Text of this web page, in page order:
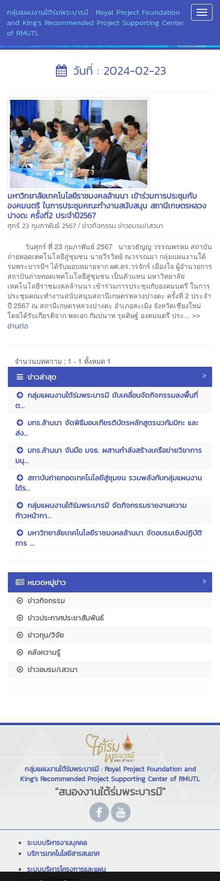
กลุ่มแผนงานใต้ร่มพระบารมี : Royal Project Foundation
and King's Recommended Project Supporting Center
of RMUTL
วันที่ : 2024-02-23
มหาวิทยาลัยเทคโนโลยีราชมงคลล้านนา เข้าร่วมการประชุมกับ
องคมนตรี ในการประชุมคณะทำงานสนับสนุน สถานีเกษตรหลวง
ปางดะ ครั้งที่2 ประจำปี2567
ศุกร์ 23 กุมภาพันธ์ 2567 / ข่าวกิจกรรมข่าวอบรม/เสวนา
วันศุกร์ ที่ 23 กุมภาพันธ์ 2567 นายวธัญญู วรรณพรหม สถาบัน
ถ่ายทอดเทคโนโลยีสู่ชุมชน นายวีรวิทย์ ณวรรณมา กลุ่มแผนงานใต้
ร่มพระบารมีฯ ได้รับมอบหมายจาก ผศ.ดร.วรจักร์ เมืองใจ ผู้อำนวยการ
สถาบันถ่ายทอดเทคโนโลยีสู่ชุมชน เป็นตัวแทน มหาวิทยาลัย
เทคโนโลยีราชมงคลล้านนา เข้าร่วมการประชุมกับองคมนตรี ในการ
ประชุมคณะทำงานสนับสนุนสถานีเกษตรหลวงปางดะ ครั้งที่ 2 ประจำ
ปี 2567 ณ สถานีเกษตรหลวงปางดะ อำเภอสะเมิง จังหวัดเชียงใหม่
โดยได้รับเกียรติจาก พลเอก กัมปนาท รุดดิษฐ์ องคมนตรี ประ... >>
อ่านต่อ
จำนวนบทความ : 1 - 1 ทั้งหมด 1
ข่าวล่าสุด
กลุ่มแผนงานใต้ร่มพระบารมี ขับเคลื่อนจัดกิจกรรมลงพื้นที่
ต...
มทร.ล้านนา จัดพิธีมอบเกียรติบัตรหลักสูตรนวกัมมิกะ และ
ส่ง...
มทร.ล้านนา จับมือ มจธ. ผสานกำลังสร้างเครือข่ายวิชาการ
มนุ...
สถาบันถ่ายทอดเทคโนโลยีสู่ชุมชน รวมพลังกับกลุ่มแผนงาน
ใต้ร...
กลุ่มแผนงานใต้ร่มพระบารมี จัดกิจกรรมรายงานความ
ก้าวหน้ากา...
มหาวิทยาลัยเทคโนโลยีราชมงคลล้านนา จัดอบรมเชิงปฏิบัติ
การ ...
หมวดหมู่ข่าว
ข่าวกิจกรรม
ข่าวประกาศประชาสัมพันธ์
ข่าวทุน/วิจัย
คลังความรู้
ข่าวอบรม/เสวนา
กลุ่มแผนงานใต้ร่มพระบารมี : Royal Project Foundation and
King's Recommended Project Supporting Center of RMUTL
"สนองงานใต้ร่มพระบารมี"
ระบบบริหารงานบุคคล
บริการเทคโนโลยีสารสนเทศ
ระบบบริหารโครงการและแผน